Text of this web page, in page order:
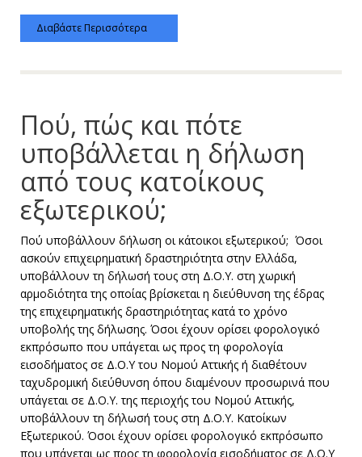
Διαβάστε Περισσότερα
Πού, πώς και πότε
υποβάλλεται η δήλωση
από τους κατοίκους
εξωτερικού;
Πού υποβάλλουν δήλωση οι κάτοικοι εξωτερικού; Όσοι
ασκούν επιχειρηματική δραστηριότητα στην Ελλάδα,
υποβάλλουν τη δήλωσή τους στη Δ.Ο.Υ. στη χωρική
αρμοδιότητα της οποίας βρίσκεται η διεύθυνση της έδρας
της επιχειρηματικής δραστηριότητας κατά το χρόνο
υποβολής της δήλωσης. Όσοι έχουν ορίσει φορολογικό
εκπρόσωπο που υπάγεται ως προς τη φορολογία
εισοδήματος σε Δ.Ο.Υ του Νομού Αττικής ή διαθέτουν
ταχυδρομική διεύθυνση όπου διαμένουν προσωρινά που
υπάγεται σε Δ.Ο.Υ. της περιοχής του Νομού Αττικής,
υποβάλλουν τη δήλωσή τους στη Δ.Ο.Υ. Κατοίκων
Εξωτερικού. Όσοι έχουν ορίσει φορολογικό εκπρόσωπο
που υπάγεται ως προς τη φορολογία εισοδήματος σε Δ.Ο.Υ